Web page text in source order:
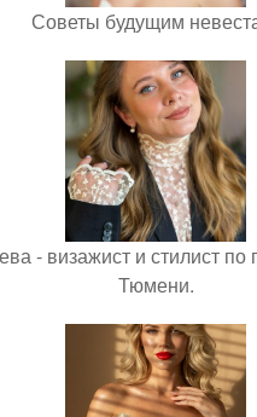
Советы будущим
- визажист и стилист по
Тюмени.